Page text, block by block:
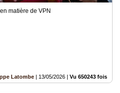
matière de VPN
Latombe | 13/05/2026 | Vu 650243 fois